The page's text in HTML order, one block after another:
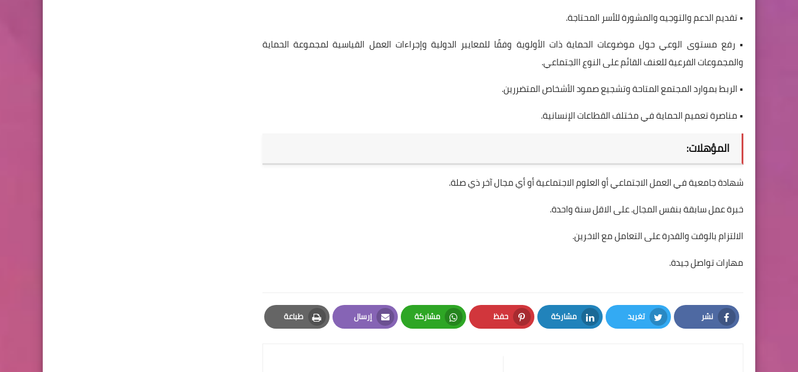
• تقديم الدعم والتوجيه والمشورة للأسر المحتاجة.
• رفع مستوى الوعي حول موضوعات الحماية ذات الأولوية وفقًا للمعايير الدولية وإجراءات العمل القياسية لمجموعة الحماية
والمجموعات الفرعية للعنف القائم على النوع االجتماعي.
• الربط بموارد المجتمع المتاحة وتشجيع صمود الأشخاص المتضررين.
• مناصرة تعميم الحماية في مختلف القطاعات الإنسانية.
المؤهلات:
شهادة جامعية في العمل الاجتماعي أو العلوم الاجتماعية أو أي مجال آخر ذي صلة.
خبرة عمل سابقة بنفس المجال. على الاقل سنة واحدة.
الالتزام بالوقت والقدرة على التعامل مع الاخرين.
مهارات تواصل جيدة.
نشر
Facebook
تغريد
Twitter
مشاركة
LinkedIn
حفظ
Pinterest
مشاركة
Whatsapp
إرسال
Email
طباعة
Print